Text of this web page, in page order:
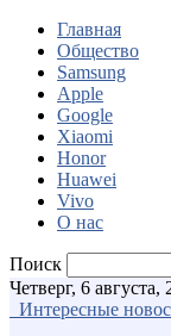
Главная
Общество
Samsung
Apple
Google
Xiaomi
Honor
Huawei
Vivo
О нас
Поиск
Четверг, 6 августа,
Интересные